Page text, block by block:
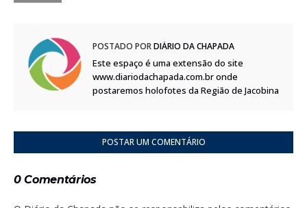
POSTADO PORDIÁRIO DA CHAPADA
Este espaço é uma extensão do site
www.diariodachapada.com.br onde
postaremos holofotes da Região de Jacobina
POSTAR UM COMENTÁRIO
0 Comentários